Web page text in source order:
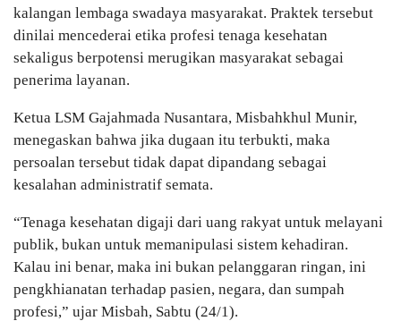
kalangan lembaga swadaya masyarakat. Praktek tersebut
dinilai mencederai etika profesi tenaga kesehatan
sekaligus berpotensi merugikan masyarakat sebagai
penerima layanan.
Ketua LSM Gajahmada Nusantara, Misbahkhul Munir,
menegaskan bahwa jika dugaan itu terbukti, maka
persoalan tersebut tidak dapat dipandang sebagai
kesalahan administratif semata.
“Tenaga kesehatan digaji dari uang rakyat untuk melayani
publik, bukan untuk memanipulasi sistem kehadiran.
Kalau ini benar, maka ini bukan pelanggaran ringan, ini
pengkhianatan terhadap pasien, negara, dan sumpah
profesi,” ujar Misbah, Sabtu (24/1).